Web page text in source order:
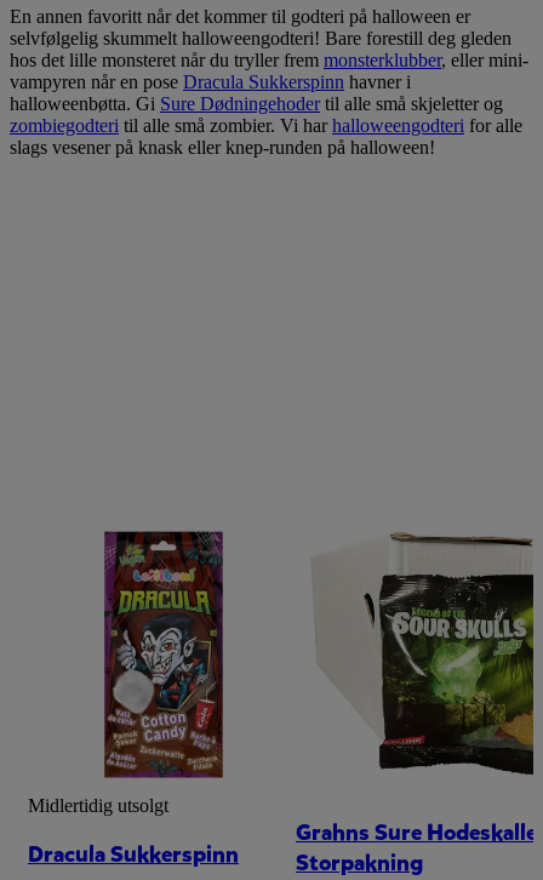
En annen favoritt når det kommer til godteri på halloween er
selvfølgelig skummelt halloweengodteri! Bare forestill deg gleden
hos det lille monsteret når du tryller frem monsterklubber, eller mini-
vampyren når en pose Dracula Sukkerspinn havner i
halloweenbøtta. Gi Sure Dødningehodertil alle små skjeletter og
zombiegodteri til alle små zombier. Vi harhalloweengodteri for alle
slags vesener på knask eller knep-runden på halloween!
Midlertidig utsolgt
Dracula Sukkerspinn
Grahns Sure
Storpakning